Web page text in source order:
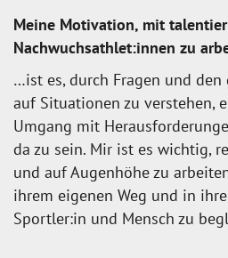
Meine Motivation, mit
Nachwuchsathlet:innen zu
…ist es, durch Fragen und den
auf Situationen zu verstehen,
Umgang mit
da zu sein. Mir ist es wichtig,
und auf Augenhöhe zu
ihrem eigenen Weg und in
Sportler:in und Mensch zu